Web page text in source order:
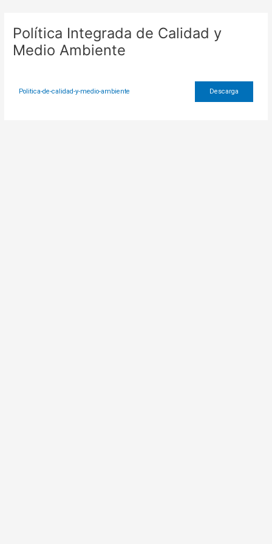
contenido
Política Integrada de Calidad y
Medio Ambiente
Politica-de-calidad-y-medio-ambiente Descarga